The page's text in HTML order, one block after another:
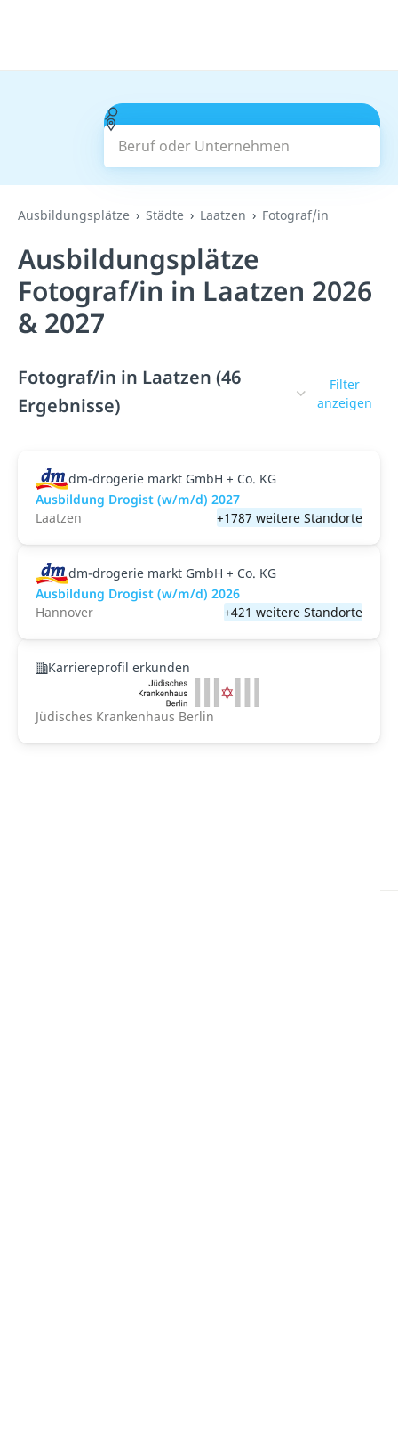
Beruf oder Unternehmen
Suchen
Ausbildungsplätze Städte Laatzen Fotograf/in
Ausbildungsplätze
Fotograf/in in Laatzen 2026
& 2027
Fotograf/in in Laatzen (46
Ergebnisse)
Filter
anzeigen
dm-drogerie markt GmbH + Co. KG
Ausbildung Drogist (w/m/d) 2027
Laatzen
+1787 weitere Standorte
dm-drogerie markt GmbH + Co. KG
Ausbildung Drogist (w/m/d) 2026
Hannover
+421 weitere Standorte
Karriereprofil erkunden
Jüdisches Krankenhaus Berlin